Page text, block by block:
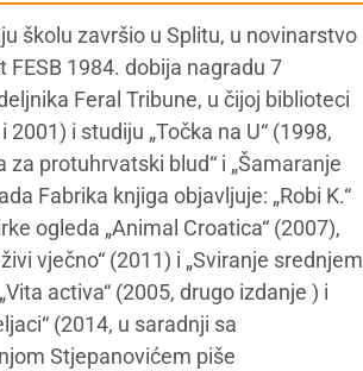
školu završio u Splitu, u novinarstvo
1984. dobija nagradu 7
Feral Tribune, u čijoj biblioteci
i studiju „Točka na U“ (1998,
protuhrvatski blud“ i „Šamaranje
Fabrika knjiga objavljuje: „Robi K.“
ogleda „Animal Croatica“ (2007),
vječno“ (2011) i „Sviranje srednjem
activa“ (2005, drugo izdanje ) i
(2014, u saradnji sa
Stjepanovićem piše